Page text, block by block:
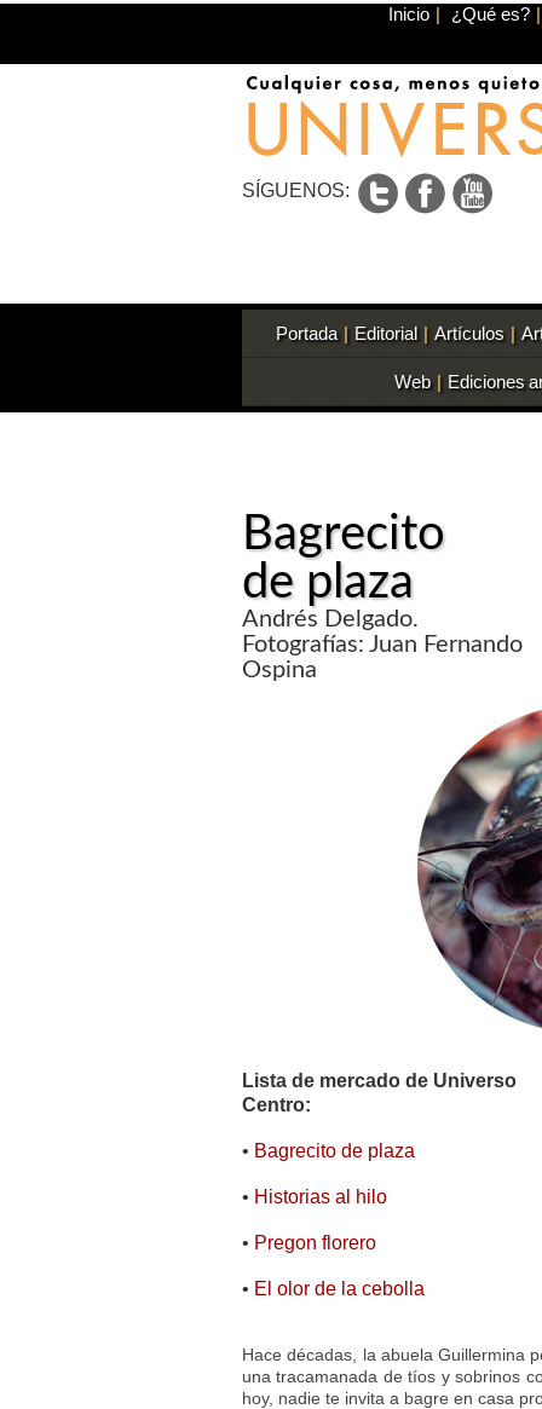
Inicio | ¿Qué es? |
SÍGUENOS:
Portada | Editorial | Artículos |
Web | Ediciones
Bagrecito
de plaza
Andrés Delgado.
Fotografías: Juan Fernando
Ospina
Lista de mercado de Universo
Centro:
• Bagrecito de plaza
• Historias al hilo
• Pregon florero
• El olor de la cebolla
Hace décadas, la abuela Guillermina
una tracamanada de tíos y sobrinos
hoy, nadie te invita a bagre en casa